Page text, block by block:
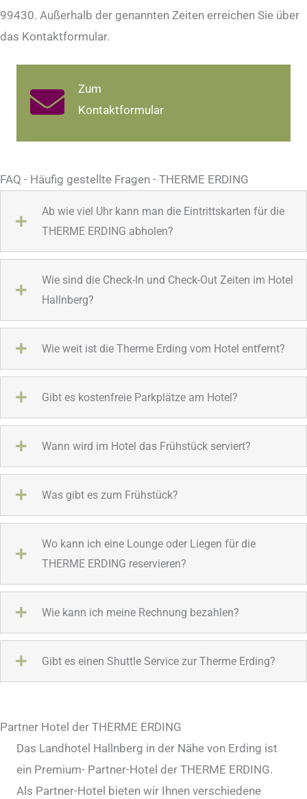
99430. Außerhalb der genannten Zeiten erreichen Sie über
das Kontaktformular.
Zum
Kontaktformular
FAQ - Häufig gestellte Fragen - THERME ERDING
Ab wie viel Uhr kann man die Eintrittskarten für die
THERME ERDING abholen?
Wie sind die Check-In und Check-Out Zeiten im Hotel
Hallnberg?
Wie weit ist die Therme Erding vom Hotel entfernt?
Gibt es kostenfreie Parkplätze am Hotel?
Wann wird im Hotel das Frühstück serviert?
Was gibt es zum Frühstück?
Wo kann ich eine Lounge oder Liegen für die
THERME ERDING reservieren?
Wie kann ich meine Rechnung bezahlen?
Gibt es einen Shuttle Service zur Therme Erding?
Partner Hotel der THERME ERDING
Das Landhotel Hallnberg in der Nähe von Erding ist
ein Premium- Partner-Hotel der THERME ERDING.
Als Partner-Hotel bieten wir Ihnen verschiedene